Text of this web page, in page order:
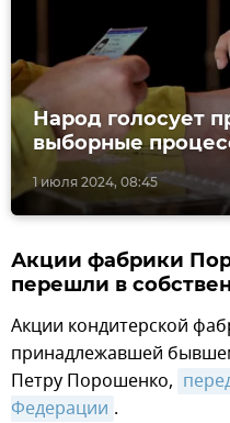
1 июля 2024, 08:45
Народ голосует
выборные
Акции фабрики
перешли в
Акции кондитерской
принадлежавшей
Петру Порошенко,
Федерации .